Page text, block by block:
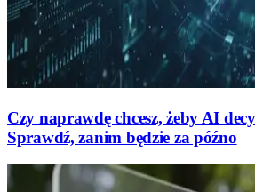
Czy naprawdę chcesz, żeby AI
Sprawdź, zanim będzie za późno